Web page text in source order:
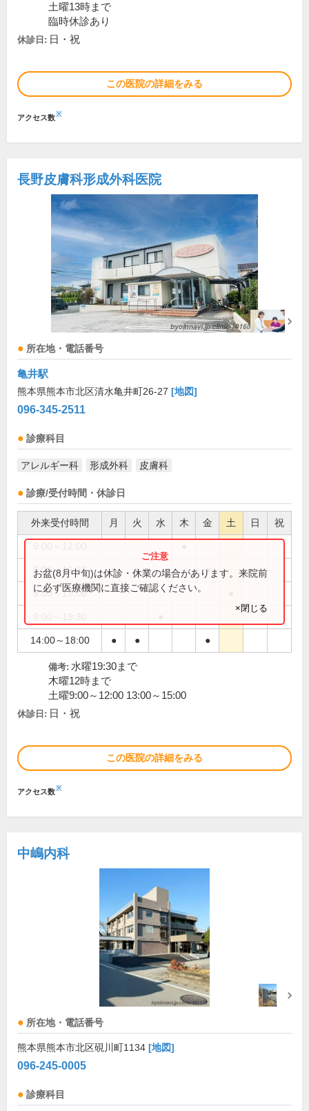
土曜13時まで
臨時休診あり
休診日: 日・祝
この医院の詳細をみる
アクセス数※
長野皮膚科形成外科医院
所在地・電話番号
亀井駅
熊本県熊本市北区清水亀井町26-27 [地図]
096-345-2511
診療科目
アレルギー科 形成外科 皮膚科
診療/受付時間・休診日
外来受付時間 月 火 水 木 金 土 日 祝
9:00～12:30 ● ● ●
9:00～15:00
14:00～18:00 ● ● ●
お盆(8月中旬)は休診・休業の場合があります。来院前
に必ず医療機関に直接ご確認ください。
×閉じる
備考: 水曜19:30まで
木曜12時まで
土曜9:00～12:00 13:00～15:00
休診日: 日・祝
この医院の詳細をみる
アクセス数※
中嶋内科
所在地・電話番号
熊本県熊本市北区硯川町1134 [地図]
096-245-0005
診療科目